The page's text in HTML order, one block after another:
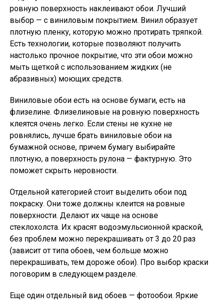
ровную поверхность наклеивают обои. Лучший
выбор — с виниловым покрытием. Винил образует
плотную пленку, которую можно протирать тряпкой.
Есть технологии, которые позволяют получить
настолько прочное покрытие, что эти обои можно
мыть щеткой с использованием жидких (не
абразивных) моющих средств.
Виниловые обои есть на основе бумаги, есть на
флизелине. Флизелиновые на ровную поверхность
клеятся очень легко. Если стены не кухне не
ровнялись, лучше брать виниловые обои на
бумажной основе, причем бумагу выбирайте
плотную, а поверхность рулона — фактурную. Это
поможет скрыть неровности.
Отдельной категорией стоит выделить обои под
покраску. Они тоже должны клеится на ровные
поверхности. Делают их чаще на основе
стеклохолста. Их красят водоэмульсионной краской,
без проблем можно перекрашивать от 3 до 20 раз
(зависит от типа обоев, чем больше можно
перекрашивать, тем дороже обои). Про выбор краски
поговорим в следующем разделе.
Еще один отдельный вид обоев — фотообои. Яркие